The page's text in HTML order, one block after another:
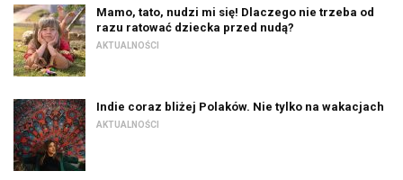
Mamo, tato, nudzi mi się! Dlaczego nie trzeba od
razu ratować dziecka przed nudą?
AKTUALNOŚCI
Indie coraz bliżej Polaków. Nie tylko na wakacjach
AKTUALNOŚCI